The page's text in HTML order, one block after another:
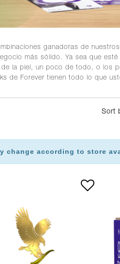
ganadoras de
más sólido. Ya sea que
la piel, un poco de todo, o los
de Forever tienen todo lo que
Sort
change according to store